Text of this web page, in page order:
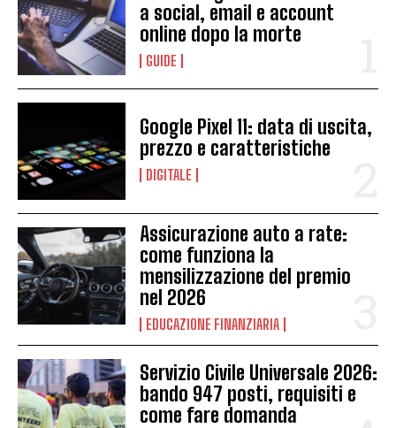
a social, email e account
online dopo la morte
GUIDE
Google Pixel 11: data di uscita,
prezzo e caratteristiche
DIGITALE
Assicurazione auto a rate:
come funziona la
mensilizzazione del premio
nel 2026
EDUCAZIONE FINANZIARIA
Servizio Civile Universale 2026:
bando 947 posti, requisiti e
come fare domanda